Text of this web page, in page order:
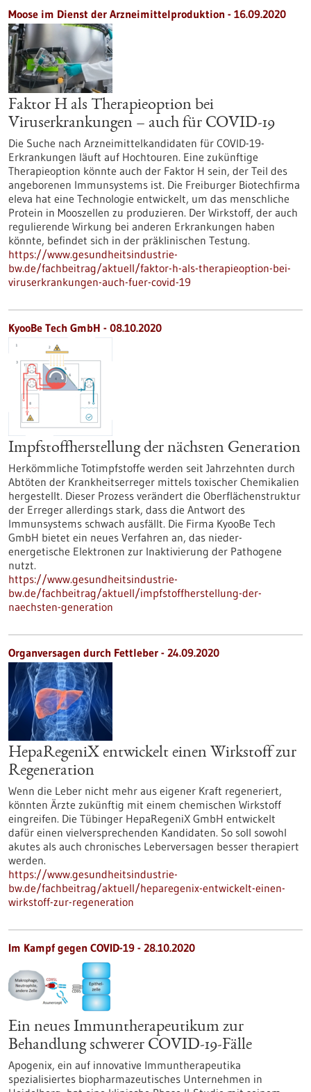
Moose im Dienst der Arzneimittelproduktion - 16.09.2020
Faktor H als Therapieoption bei
Viruserkrankungen – auch für COVID-19
Die Suche nach Arzneimittelkandidaten für COVID-19-
Erkrankungen läuft auf Hochtouren. Eine zukünftige
Therapieoption könnte auch der Faktor H sein, der Teil des
angeborenen Immunsystems ist. Die Freiburger Biotechfirma
eleva hat eine Technologie entwickelt, um das menschliche
Protein in Mooszellen zu produzieren. Der Wirkstoff, der auch
regulierende Wirkung bei anderen Erkrankungen haben
könnte, befindet sich in der präklinischen Testung.
https://www.gesundheitsindustrie-
bw.de/fachbeitrag/aktuell/faktor-h-als-therapieoption-bei-
viruserkrankungen-auch-fuer-covid-19
KyooBe Tech GmbH - 08.10.2020
Impfstoffherstellung der nächsten Generation
Herkömmliche Totimpfstoffe werden seit Jahrzehnten durch
Abtöten der Krankheitserreger mittels toxischer Chemikalien
hergestellt. Dieser Prozess verändert die Oberflächenstruktur
der Erreger allerdings stark, dass die Antwort des
Immunsystems schwach ausfällt. Die Firma KyooBe Tech
GmbH bietet ein neues Verfahren an, das nieder-
energetische Elektronen zur Inaktivierung der Pathogene
nutzt.
https://www.gesundheitsindustrie-
bw.de/fachbeitrag/aktuell/impfstoffherstellung-der-
naechsten-generation
Organversagen durch Fettleber - 24.09.2020
HepaRegeniX entwickelt einen Wirkstoff zur
Regeneration
Wenn die Leber nicht mehr aus eigener Kraft regeneriert,
könnten Ärzte zukünftig mit einem chemischen Wirkstoff
eingreifen. Die Tübinger HepaRegeniX GmbH entwickelt
dafür einen vielversprechenden Kandidaten. So soll sowohl
akutes als auch chronisches Leberversagen besser therapiert
werden.
https://www.gesundheitsindustrie-
bw.de/fachbeitrag/aktuell/heparegenix-entwickelt-einen-
wirkstoff-zur-regeneration
Im Kampf gegen COVID-19 - 28.10.2020
Ein neues Immuntherapeutikum zur
Behandlung schwerer COVID-19-Fälle
Apogenix, ein auf innovative Immuntherapeutika
spezialisiertes biopharmazeutisches Unternehmen in